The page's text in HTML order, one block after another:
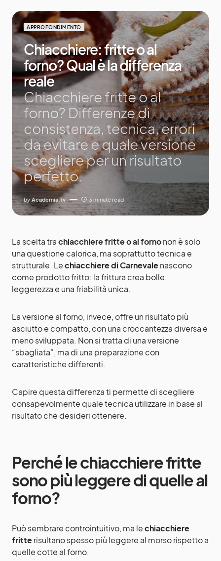
APPROFONDIMENTO
Chiacchiere: fritte o al
forno? Qual è la differenza
reale
Chiacchiere fritte o al
forno? Differenze di
consistenza, tecnica, errori
da evitare e quale versione
scegliere per un risultato
perfetto.
by Academia.tv 3 minute read
La scelta trachiacchiere fritte o al fornonon è solo
una questione calorica, ma soprattutto tecnica e
strutturale. Lechiacchiere di Carnevalenascono
come prodotto fritto: la frittura crea bolle,
leggerezza e una friabilità unica.
La versione al forno, invece, offre un risultato più
asciutto e compatto, con una croccantezza diversa e
meno sviluppata. Non si tratta di una versione
“sbagliata”, ma di una preparazione con
caratteristiche differenti.
Capire questa differenza ti permette di scegliere
consapevolmente quale tecnica utilizzare in base al
risultato che desideri ottenere.
Perché le chiacchiere fritte
sono più leggere di quelle al
forno?
Può sembrare controintuitivo, ma lechiacchiere
fritterisultano spesso più leggere al morso rispetto a
quelle cotte al forno.